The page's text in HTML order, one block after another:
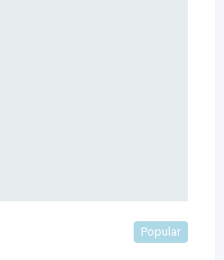
Popular